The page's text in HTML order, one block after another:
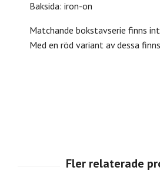
Baksida: iron-on
Matchande bokstavserie finns
Med en röd variant av dessa